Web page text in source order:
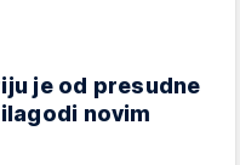
je od presudne
novim